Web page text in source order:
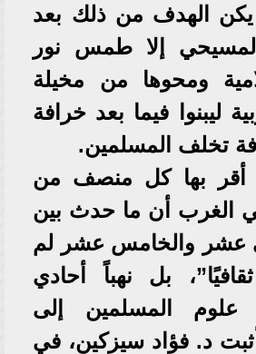
يكن الهدف من ذلك بعد
إلا طمس نور
ومحوها من مخيلة
ليبنوا فيما بعد خرافة
تخلف المسلمين.
أقر بها كل منصف من
الغرب أن ما حدث بين
عشر والخامس عشر لم
بل نهباً أحادي
علوم المسلمين إلى
أثبت د. فؤاد سيزكين، في